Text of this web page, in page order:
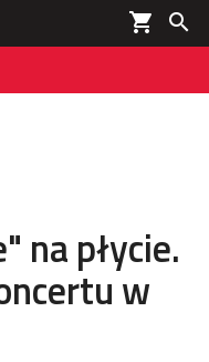
shopping_cart 

na płycie.
w